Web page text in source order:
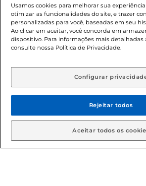
o e-commerce e válidos durante o dia
sofrer alterações sem prévia
de bebidas alcoólicas para menores de
Lei n.º 8069/90, art. 81, inciso II
Adolescente). Preços e condições
aviso prévio. O valor mínimo para as
© 2026 Copyright. Todos
reservados
Usamos cookies para melhorar sua
otimizar as funcionalidades do site, e trazer
personalizadas para você, baseadas em seu
Ao clicar em aceitar, você concorda em
dispositivo. Para informações mais detalhadas
consulte nossa Política de Privacidade.
Configurar
Rejeitar todos
Aceitar todos os